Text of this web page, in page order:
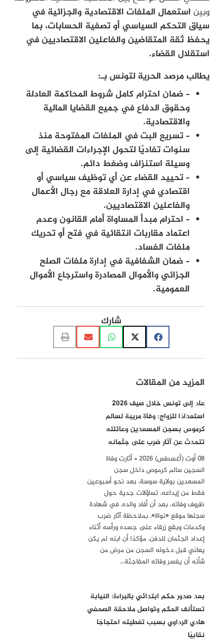
وبين استعمال الملفات الاقتصادية والجزائية في
سياق التحكم السياسي أو تصفية الحسابات، بما
يحفظ ثقة المتقاضين والفاعلين الاقتصاديين في
استقلال القضاء.
يطالب مرصد الحرية لتونس بـ:
– ضمان احترام كامل شروط المحاكمة العادلة
وحقوق الدفاع في جميع القضايا المالية
والاقتصادية.
– تسريع البت في الملفات المفتوحة منذ
سنوات تفاديًا لتحول الإجراءات القضائية إلى
وسيلة استنزاف وضغط دائم.
– تحييد القضاء عن أي توظيف سياسي أو
اقتصادي في إدارة العلاقة مع رجال الأعمال
والفاعلين الاقتصاديين.
– احترام مبدأ المساواة أمام القانون وعدم
اعتماد مقاربات انتقائية في فتح أو تحريك
ملفات الفساد.
– ضمان الشفافية في إدارة ملفات الصلح
الجزائي والأموال المصادرة واسترجاع الأموال
العمومية.
شارك
المزيد من المقالات
عاد إلى تونس خلال صيف 2026
استعدادًا للزواج: وفاة مريبة لسالم
كرموص بسجن المسعدين وعائلته
تتحدث عن آثار ضرب على جثمانه
08 أوت (أغسطس) 2026 – أثارت وفاة
السجين سالم كرموص داخل سجن
المسعدين بولاية سوسة، بعد نحو أسبوعين
فقط من إيداعه، تساؤلات جدية حول
ظروف وفاته، بعد أن أفاد والده، في شهادة
سجلها موقع «نواة»، بملاحظة آثار ضرب
وكدمات وبقع زرقاء على جسده ورأسه أثناء
إعداد الجثمان للدفن، مؤكدًا أن ابنه لم يكن
يعاني قبل دخوله السجن من مرض من
شأنه أن يفسر وفاته المفاجئة…
بعد صدور حكم ابتدائي بالبراءة: النيابة
تستأنف الحكم وتواصل ملاحقة الصحفي
هادي الرداوي بسبب تغطيته احتجاجًا
نقابيًا